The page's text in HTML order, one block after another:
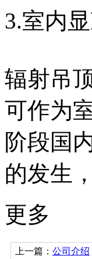
3.室内显
辐射吊
可作为
阶段国
的发生
更多
上一篇： 公司介绍